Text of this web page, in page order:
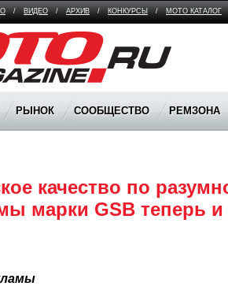
/ ВИДЕО / АРХИВ / КОНКУРСЫ / МОТО КАТАЛОГ
РЫНОК СООБЩЕСТВО РЕМЗОНА
качество по
марки GSB теперь и